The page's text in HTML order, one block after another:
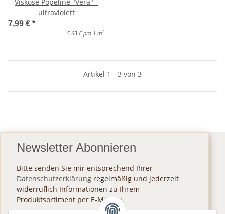
ultraviolett
7,99 € *
5,63 € pro 1 m 2
Artikel 1 - 3 von 3
Newsletter Abonnieren
Bitte senden Sie mir entsprechend Ihrer
Datenschutzerklärung regelmäßig und jederzeit
widerruflich Informationen zu Ihrem
Produktsortiment per E-Mail zu.